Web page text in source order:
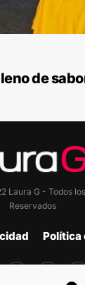
de
Laura G - Todos
Reservados
Política